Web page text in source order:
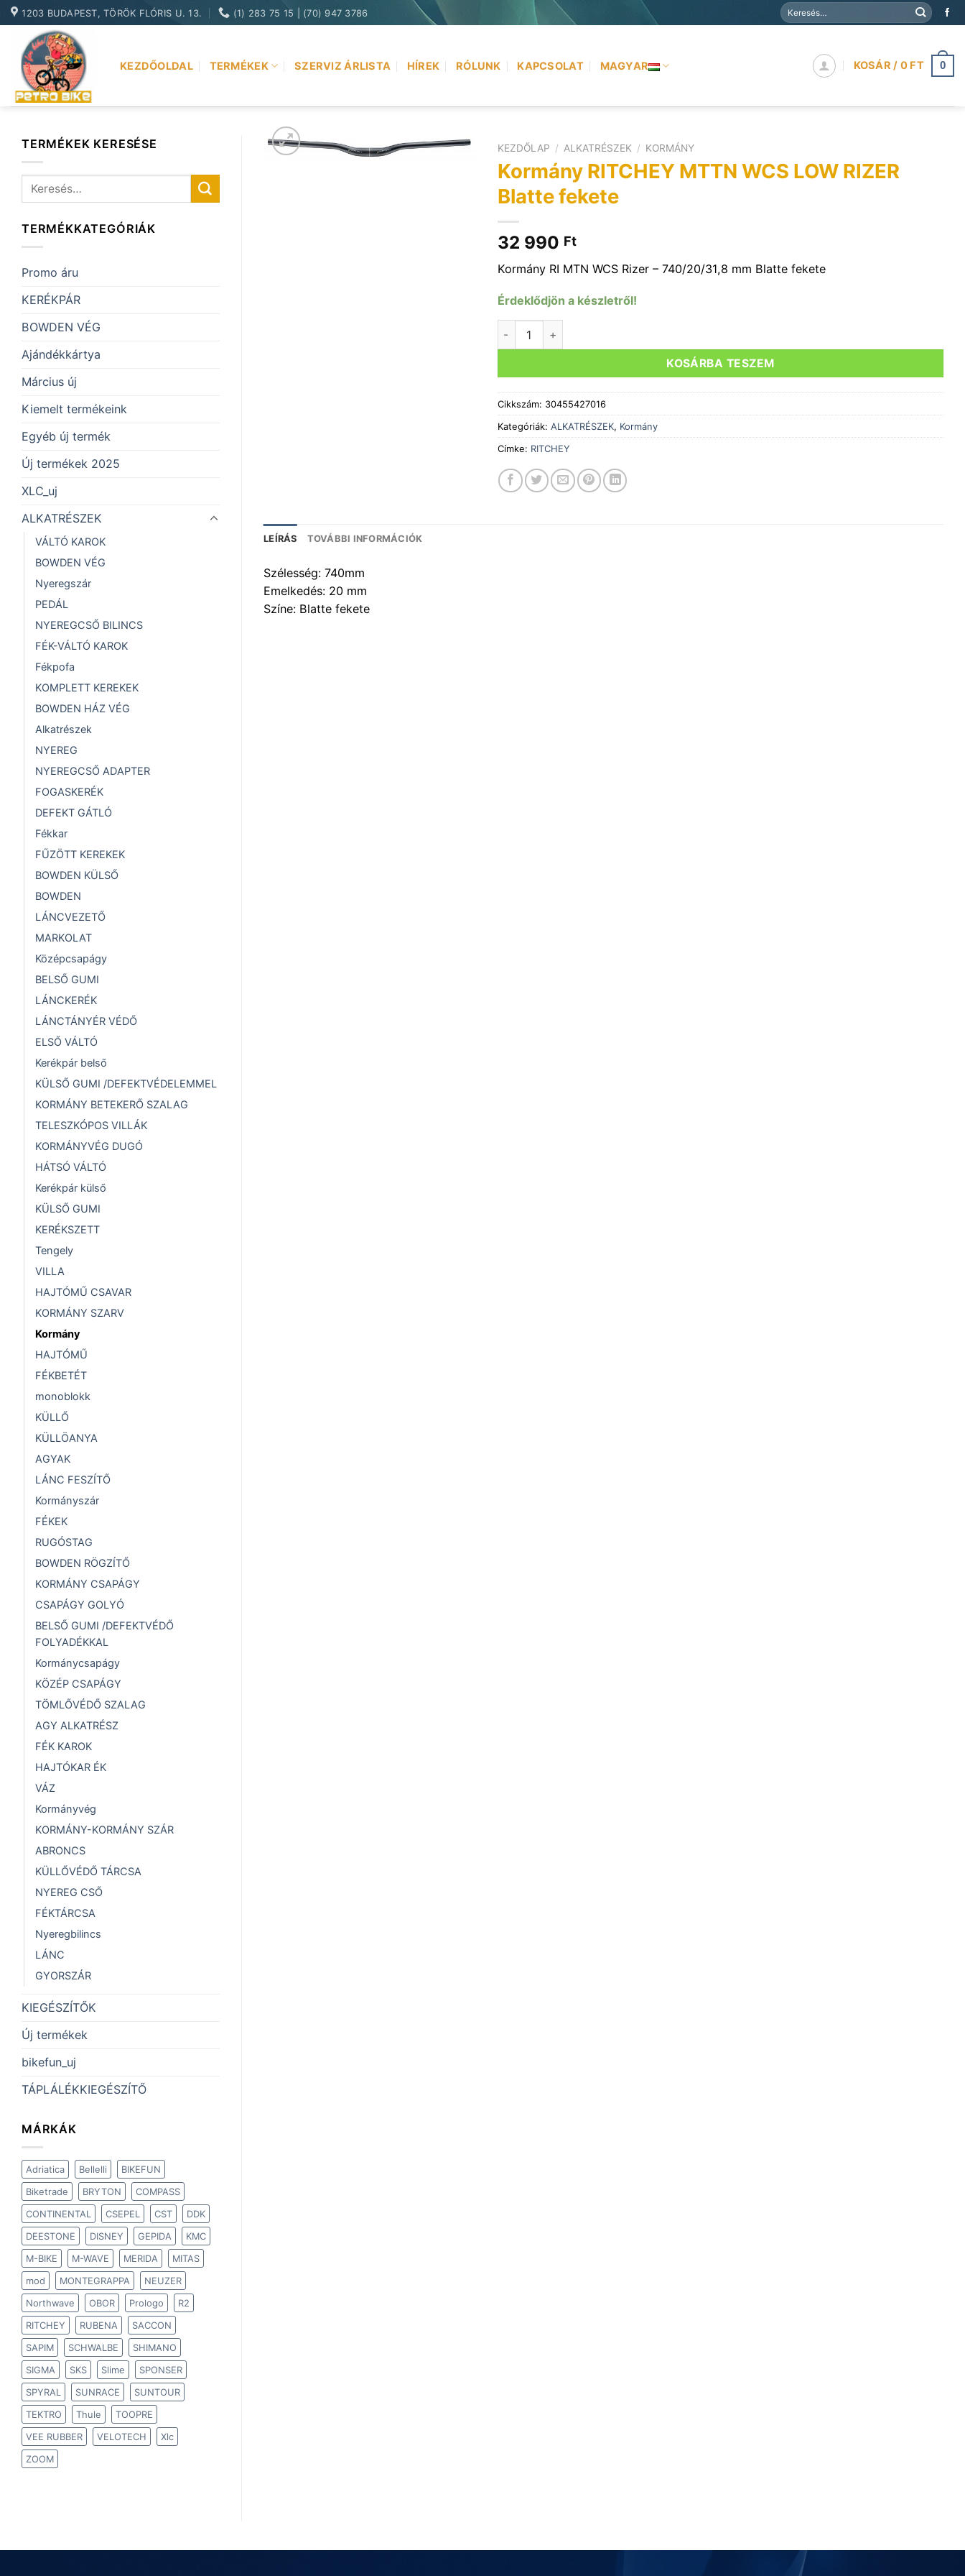
Skip
to
content
1203 BUDAPEST, TÖRÖK FLÓRIS U. 13. (1) 283 75 15 | (70) 947 3786
Keresés
a
KEZDŐOLDAL TERMÉKEK SZERVIZ ÁRLISTA HÍREK RÓLUNK KAPCSOLAT MAGYAR KOSÁR / 0 FT 0
TERMÉKEK KERESÉSE
Keresés
TERMÉKKATEGÓRIÁK
Promo áru
KERÉKPÁR
BOWDEN VÉG
Ajándékkártya
Március új
Kiemelt termékeink
Egyéb új termék
Új termékek 2025
XLC_uj
ALKATRÉSZEK
VÁLTÓ KAROK
BOWDEN VÉG
Nyeregszár
PEDÁL
NYEREGCSŐ BILINCS
FÉK-VÁLTÓ KAROK
Fékpofa
KOMPLETT KEREKEK
BOWDEN HÁZ VÉG
Alkatrészek
NYEREG
NYEREGCSŐ ADAPTER
FOGASKERÉK
DEFEKT GÁTLÓ
Fékkar
FŰZÖTT KEREKEK
BOWDEN KÜLSŐ
BOWDEN
LÁNCVEZETŐ
MARKOLAT
Középcsapágy
BELSŐ GUMI
LÁNCKERÉK
LÁNCTÁNYÉR VÉDŐ
ELSŐ VÁLTÓ
Kerékpár belső
KÜLSŐ GUMI /DEFEKTVÉDELEMMEL
KORMÁNY BETEKERŐ SZALAG
TELESZKÓPOS VILLÁK
KORMÁNYVÉG DUGÓ
HÁTSÓ VÁLTÓ
Kerékpár külső
KÜLSŐ GUMI
KERÉKSZETT
Tengely
VILLA
HAJTÓMŰ CSAVAR
KORMÁNY SZARV
Kormány
HAJTÓMŰ
FÉKBETÉT
monoblokk
KÜLLŐ
KÜLLÖANYA
AGYAK
LÁNC FESZÍTŐ
Kormányszár
FÉKEK
RUGÓSTAG
BOWDEN RÖGZÍTŐ
KORMÁNY CSAPÁGY
CSAPÁGY GOLYÓ
BELSŐ GUMI /DEFEKTVÉDŐ
FOLYADÉKKAL
Kormánycsapágy
KÖZÉP CSAPÁGY
TÖMLŐVÉDŐ SZALAG
AGY ALKATRÉSZ
FÉK KAROK
HAJTÓKAR ÉK
VÁZ
Kormányvég
KORMÁNY-KORMÁNY SZÁR
ABRONCS
KÜLLŐVÉDŐ TÁRCSA
NYEREG CSŐ
FÉKTÁRCSA
Nyeregbilincs
LÁNC
GYORSZÁR
KIEGÉSZÍTŐK
Új termékek
bikefun_uj
TÁPLÁLÉKKIEGÉSZÍTŐ
MÁRKÁK
Adriatica Bellelli
BIKEFUN
Biketrade
BRYTON
COMPASS
CONTINENTAL
CSEPEL CST
DDK
DEESTONE
DISNEY GEPIDA
KMC
M-BIKE
M-WAVE MERIDA
MITAS
mod
MONTEGRAPPA
NEUZER
Northwave
OBOR Prologo
R2
RITCHEY
RUBENA
SACCON
SAPIM
SCHWALBE
SHIMANO
SIGMA
SKS Slime
SPONSER
SPYRAL
SUNRACE
SUNTOUR
TEKTRO
Thule
TOOPRE
VEE RUBBER
VELOTECH
Xlc
ZOOM
KEZDŐLAP / ALKATRÉSZEK / KORMÁNY
Kormány RITCHEY MTTN WCS LOW RIZER
Blatte fekete
32 990 Ft
Kormány RI MTN WCS Rizer – 740/20/31,8 mm Blatte fekete
Érdeklődjön a készletről!
KOSÁRBA TESZEM
Cikkszám: 30455427016
Kategóriák: ALKATRÉSZEK, Kormány
Címke: RITCHEY
LEÍRÁS TOVÁBBI INFORMÁCIÓK
Szélesség: 740mm
Emelkedés: 20 mm
Színe: Blatte fekete